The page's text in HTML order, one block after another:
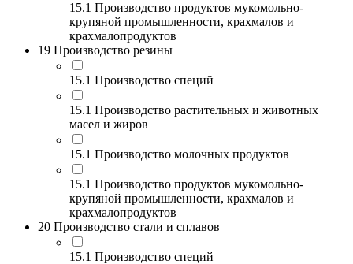
15.1 Производство продуктов мукомольно-
крупяной промышленности, крахмалов и
крахмалопродуктов
19 Производство резины
15.1 Производство специй
15.1 Производство растительных и животных
масел и жиров
15.1 Производство молочных продуктов
15.1 Производство продуктов мукомольно-
крупяной промышленности, крахмалов и
крахмалопродуктов
20 Производство стали и сплавов
15.1 Производство специй